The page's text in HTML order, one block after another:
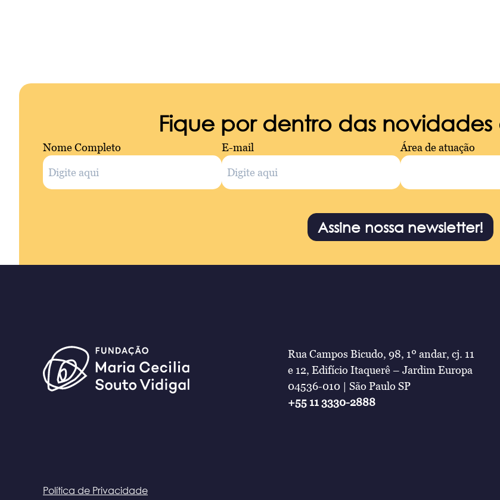
Fique por dentro das
Nome Completo E-mail Área de atuação
Assine nossa newsletter!
Rua Campos Bicudo, 98, 1º andar, cj. 11
e 12, Edifício Itaquerê – Jardim Europa
04536-010 | São Paulo SP
+55 11 3330-2888
Política de Privacidade